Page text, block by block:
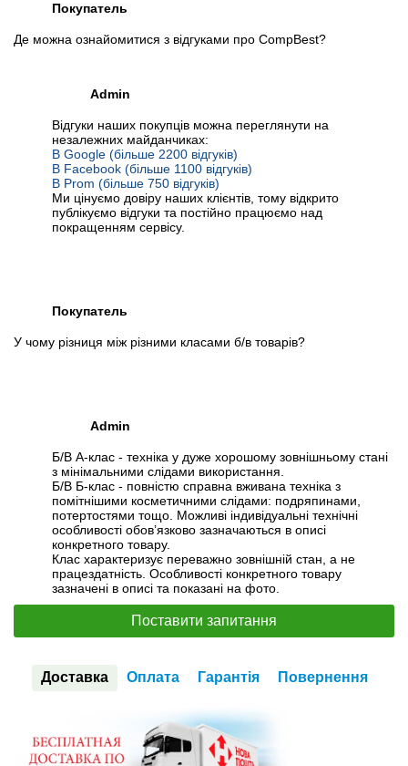
Покупатель
Де можна ознайомитися з відгуками про CompBest?
Admin
Відгуки наших покупців можна переглянути на
незалежних майданчиках:
В Google (більше 2200 відгуків)
В Facebook (більше 1100 відгуків)
В Prom (більше 750 відгуків)
Ми цінуємо довіру наших клієнтів, тому відкрито
публікуємо відгуки та постійно працюємо над
покращенням сервісу.
Покупатель
У чому різниця між різними класами б/в товарів?
Admin
Б/В А-клас - техніка у дуже хорошому зовнішньому стані
з мінімальними слідами використання.
Б/В Б-клас - повністю справна вживана техніка з
помітнішими косметичними слідами: подряпинами,
потертостями тощо. Можливі індивідуальні технічні
особливості обов’язково зазначаються в описі
конкретного товару.
Клас характеризує переважно зовнішній стан, а не
працездатність. Особливості конкретного товару
зазначені в описі та показані на фото.
Поставити запитання
Доставка Оплата Гарантія Повернення